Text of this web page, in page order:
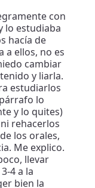
con
lo estudiaba
hacía de
a ellos, no es
cambiar
y liarla.
estudiarlos
lo
y lo quites)
rehacerlos
los orales,
Me explico.
llevar
4 a la
bien la